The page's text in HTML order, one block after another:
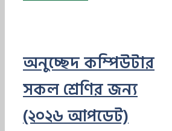
অনুচ্ছেদ কম্পিউটার
সকল শ্রেণির জন্য
(২০২৬ আপডেট)